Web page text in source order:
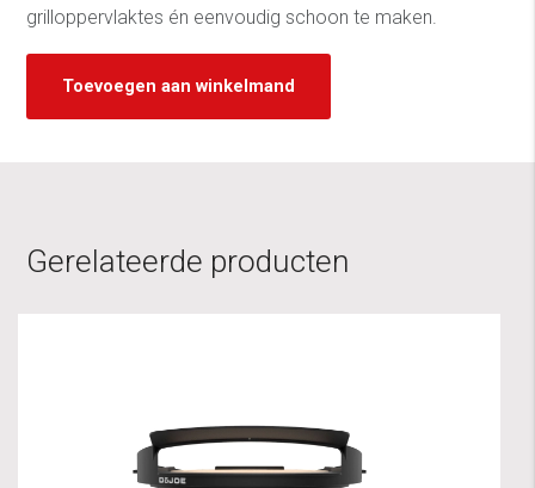
grilloppervlaktes én eenvoudig schoon te maken.
Toevoegen aan winkelmand
Gerelateerde producten